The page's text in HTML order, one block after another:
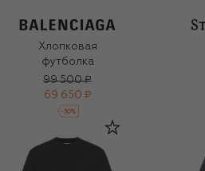
Хлопковая
футболка
99 500 ₽
69 650 ₽
-30%